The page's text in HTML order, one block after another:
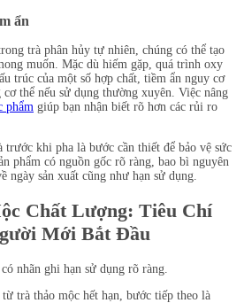
ẩn
trà phân hủy tự nhiên, chúng có thể tạo
muốn. Mặc dù hiếm gặp, quá trình oxy
trúc của một số hợp chất, tiềm ẩn nguy cơ
thể nếu sử dụng thường xuyên. Việc nâng
phẩm giúp bạn nhận biết rõ hơn các rủi ro
khi pha là bước cần thiết để bảo vệ sức
phẩm có nguồn gốc rõ ràng, bao bì nguyên
ngày sản xuất cũng như hạn sử dụng.
Chất Lượng: Tiêu Chí
Mới Bắt Đầu
trà thảo mộc hết hạn, bước tiếp theo là